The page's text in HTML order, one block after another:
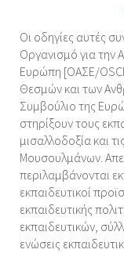
Οι οδηγίες αυτές
Οργανισμό για την
Ευρώπη [ΟΑΣΕ/
Θεσμών και των
Συμβούλιο της
στηρίξουν τους
μισαλλοδοξία και
Μουσουλμάνων.
περιλαμβάνονται
εκπαιδευτικοί
εκπαιδευτικής
εκπαιδευτικών,
ενώσεις